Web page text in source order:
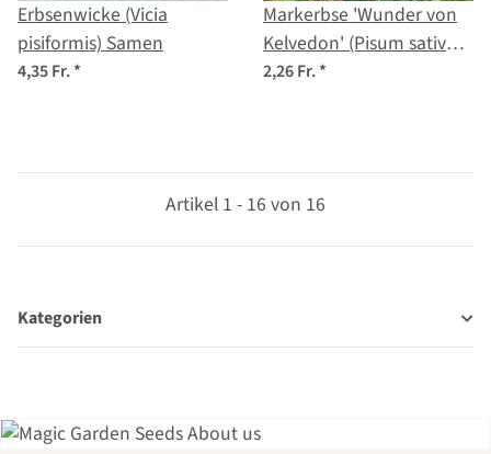
Erbsenwicke (Vicia
pisiformis) Samen
4,35 Fr.*
Markerbse 'Wunder von
Kelvedon' (Pisum sativum
L. convar. medullare)
2,26 Fr.*
Artikel 1 - 16 von 16
Kategorien